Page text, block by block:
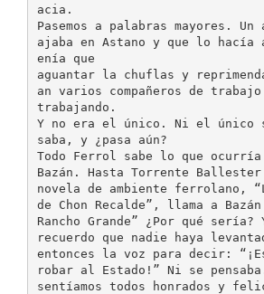
acia.
Pasemos a palabras mayores. Un
ajaba en Astano y que lo hacía
enía que
aguantar la chuflas y
an varios compañeros de
trabajando.
Y no era el único. Ni el único
saba, y ¿pasa aún?
Todo Ferrol sabe lo que ocurría
Bazán. Hasta Torrente Ballester
novela de ambiente ferrolano,
de Chon Recalde”, llama a
Rancho Grande” ¿Por qué sería?
recuerdo que nadie haya
entonces la voz para decir:
robar al Estado!” Ni se
sentíamos todos honrados y